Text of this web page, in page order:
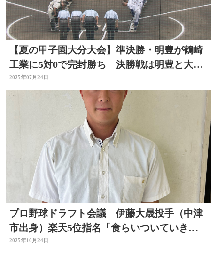
【夏の甲子園大分大会】準決勝・明豊が鶴崎
工業に5対0で完封勝ち 決勝戦は明豊と大分
舞鶴の対戦に
2025年07月24日
プロ野球ドラフト会議 伊藤大晟投手（中津
市出身）楽天5位指名「食らいついていきた
い」大分
2025年10月24日